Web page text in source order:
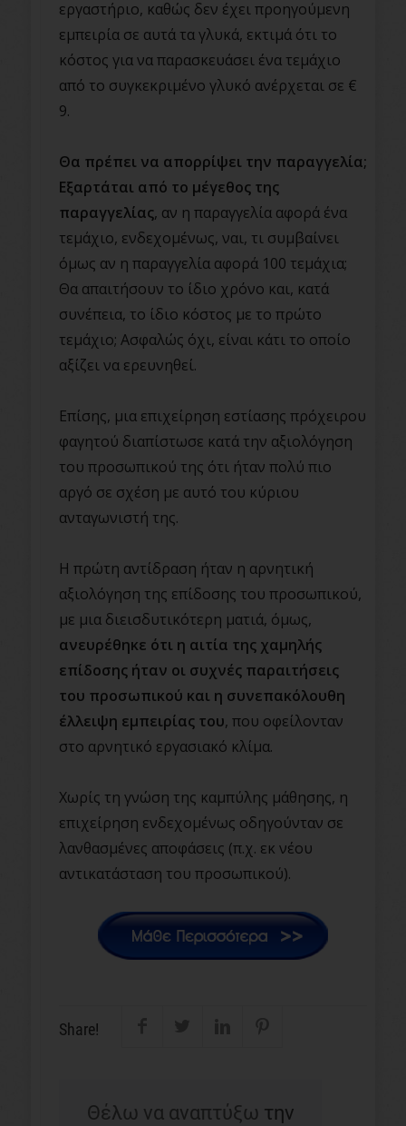
εργαστήριο, καθώς δεν έχει προηγούμενη
εμπειρία σε αυτά τα γλυκά, εκτιμά ότι το
κόστος για να παρασκευάσει ένα τεμάχιο
από το συγκεκριμένο γλυκό ανέρχεται σε €
9.
Θα πρέπει να απορρίψει την παραγγελία;
Εξαρτάται από το μέγεθος της
παραγγελίας, αν η παραγγελία αφορά ένα
τεμάχιο, ενδεχομένως, ναι, τι συμβαίνει
όμως αν η παραγγελία αφορά 100 τεμάχια;
Θα απαιτήσουν το ίδιο χρόνο και, κατά
συνέπεια, το ίδιο κόστος με το πρώτο
τεμάχιο; Ασφαλώς όχι, είναι κάτι το οποίο
αξίζει να ερευνηθεί.
Επίσης, μια επιχείρηση εστίασης πρόχειρου
φαγητού διαπίστωσε κατά την αξιολόγηση
του προσωπικού της ότι ήταν πολύ πιο
αργό σε σχέση με αυτό του κύριου
ανταγωνιστή της.
Η πρώτη αντίδραση ήταν η αρνητική
αξιολόγηση της επίδοσης του προσωπικού,
με μια διεισδυτικότερη ματιά, όμως,
ανευρέθηκε ότι η αιτία της χαμηλής
επίδοσης ήταν οι συχνές παραιτήσεις
του προσωπικού και η συνεπακόλουθη
έλλειψη εμπειρίας του, που οφείλονταν
στο αρνητικό εργασιακό κλίμα.
Χωρίς τη γνώση της καμπύλης μάθησης, η
επιχείρηση ενδεχομένως οδηγούνταν σε
λανθασμένες αποφάσεις (π.χ. εκ νέου
αντικατάσταση του προσωπικού).
Share!
Θέλω να αναπτύξω την